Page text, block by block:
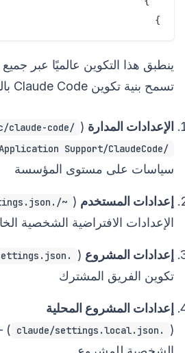
}
ينطبق هذا التكوين عالميًا عبر
تسمح بنية تكوين Claude Code بالتحكم الدقيق:
الإعدادات المدارة (
/etc/claude-code/
/Library/Application Support/ClaudeCode/
سياسات على مستوى المؤسسة
إعدادات المستخدم (
~/.claude/settings.json
الإعدادات الافتراضية الشخصية
إعدادات المشروع (
.claude/settings.json
تكوين الفريق المشترك
إعدادات المشروع المحلية
(
.claude/settings.local.json
)